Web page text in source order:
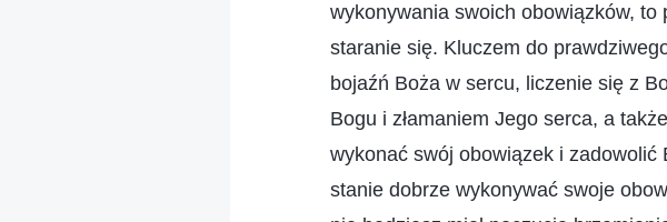
wykonywania swoich obowiązków, to
staranie się. Kluczem do
bojaźń Boża w sercu, liczenie się z
Bogu i złamaniem Jego serca, a
wykonać swój obowiązek i zadowolić
stanie dobrze wykonywać swoje